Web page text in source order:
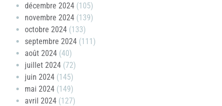
décembre 2024 (105)
novembre 2024 (139)
octobre 2024 (133)
septembre 2024 (111)
août 2024 (40)
juillet 2024 (72)
juin 2024 (145)
mai 2024 (149)
avril 2024 (127)